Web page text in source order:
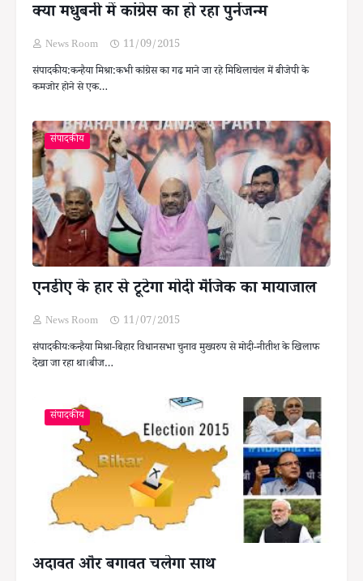
क्या मधुबनी में कांग्रेस का हो रहा पुर्नजन्म
News Room
11/09/2015
संपादकीय:कन्हैया मिश्रा:कभी कांग्रेस का गढ माने जा रहे मिथिलाचंल में बीजेपी के
कमजोर होने से एक…
संपादकीय
एनडीए के हार से टूटेगा मोदी मैजिक का मायाजाल
News Room
11/07/2015
संपादकीयःकन्हैया मिश्रा-बिहार विधानसभा चुनाव मुख्यरुप से मोदी-नीतीश के खिलाफ
देखा जा रहा था।बीज…
संपादकीय
अदावत और बगावत चलेगा साथ